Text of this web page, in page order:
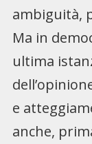
ambiguità,
Ma in
ultima
e
anche,